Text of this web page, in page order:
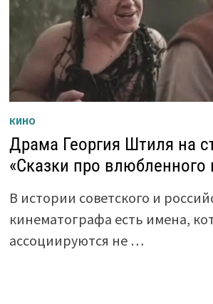
КИНО
Драма Георгия Штиля на
«Сказки про влюбленного
В истории советского и
кинематографа есть имена,
ассоциируются не …